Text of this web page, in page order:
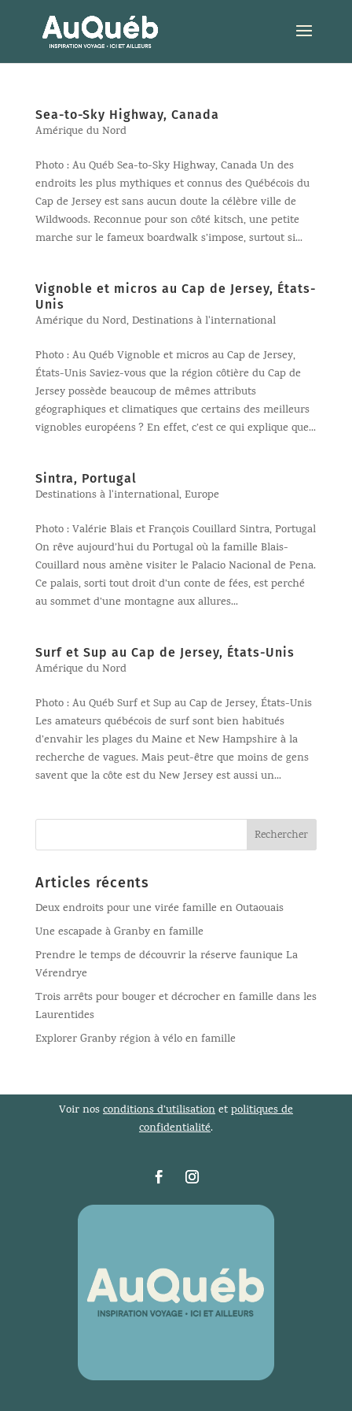
Sea-to-Sky Highway, Canada
Amérique du Nord
Photo : Au Québ Sea-to-Sky Highway, Canada Un des
endroits les plus mythiques et connus des Québécois du
Cap de Jersey est sans aucun doute la célèbre ville de
Wildwoods. Reconnue pour son côté kitsch, une petite
marche sur le fameux boardwalk s’impose, surtout si...
Vignoble et micros au Cap de Jersey, États-
Unis
Amérique du Nord,Destinations à l'international
Photo : Au Québ Vignoble et micros au Cap de Jersey,
États-Unis Saviez-vous que la région côtière du Cap de
Jersey possède beaucoup de mêmes attributs
géographiques et climatiques que certains des meilleurs
vignobles européens ? En effet, c’est ce qui explique que...
Sintra, Portugal
Destinations à l'international,Europe
Photo : Valérie Blais et François Couillard Sintra, Portugal
On rêve aujourd’hui du Portugal où la famille Blais-
Couillard nous amène visiter le Palacio Nacional de Pena.
Ce palais, sorti tout droit d’un conte de fées, est perché
au sommet d’une montagne aux allures...
Surf et Sup au Cap de Jersey, États-Unis
Amérique du Nord
Photo : Au Québ Surf et Sup au Cap de Jersey, États-Unis
Les amateurs québécois de surf sont bien habitués
d’envahir les plages du Maine et New Hampshire à la
recherche de vagues. Mais peut-être que moins de gens
savent que la côte est du New Jersey est aussi un...
Articles récents
Deux endroits pour une virée famille en Outaouais
Une escapade à Granby en famille
Prendre le temps de découvrir la réserve faunique La
Vérendrye
Trois arrêts pour bouger et décrocher en famille dans les
Laurentides
Explorer Granby région à vélo en famille
Voir nosconditions d’utilisationetpolitiques de
confidentialité.